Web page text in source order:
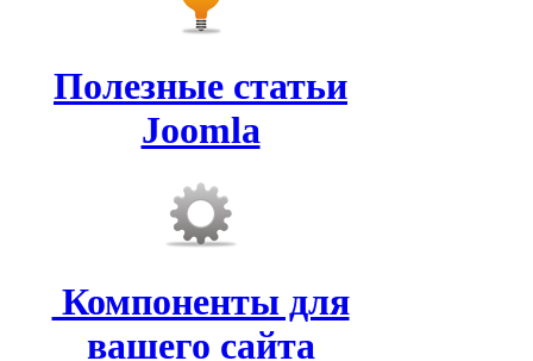
Полезные статьи
Joomla
Компоненты для
вашего сайта